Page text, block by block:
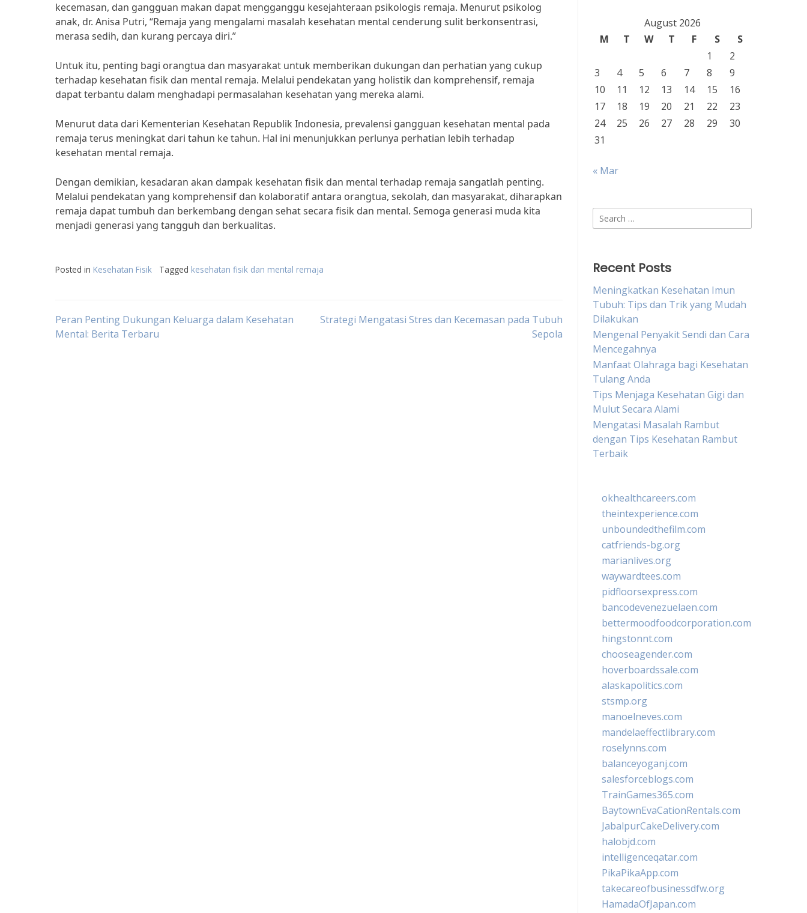
kecemasan, dan gangguan makan dapat mengganggu kesejahteraan psikologis remaja. Menurut psikolog
anak, dr. Anisa Putri, “Remaja yang mengalami masalah kesehatan mental cenderung sulit berkonsentrasi,
merasa sedih, dan kurang percaya diri.”
Untuk itu, penting bagi orangtua dan masyarakat untuk memberikan dukungan dan perhatian yang cukup
terhadap kesehatan fisik dan mental remaja. Melalui pendekatan yang holistik dan komprehensif, remaja
dapat terbantu dalam menghadapi permasalahan kesehatan yang mereka alami.
Menurut data dari Kementerian Kesehatan Republik Indonesia, prevalensi gangguan kesehatan mental pada
remaja terus meningkat dari tahun ke tahun. Hal ini menunjukkan perlunya perhatian lebih terhadap
kesehatan mental remaja.
Dengan demikian, kesadaran akan dampak kesehatan fisik dan mental terhadap remaja sangatlah penting.
Melalui pendekatan yang komprehensif dan kolaboratif antara orangtua, sekolah, dan masyarakat, diharapkan
remaja dapat tumbuh dan berkembang dengan sehat secara fisik dan mental. Semoga generasi muda kita
menjadi generasi yang tangguh dan berkualitas.
Posted in Kesehatan Fisik Tagged kesehatan fisik dan mental remaja
Post
Peran Penting Dukungan Keluarga dalam Kesehatan
Mental: Berita Terbaru
Strategi Mengatasi Stres dan Kecemasan pada Tubuh
Sepola
August 2026
M
T W T F S
S
1
2
3
4 5 6 7 8
9
10
11 12 13 14 15
16
17
18 19 20 21 22
23
24
25 26 27 28 29
30
31
« Mar
Search
for:
Recent Posts
Meningkatkan Kesehatan Imun
Tubuh: Tips dan Trik yang Mudah
Dilakukan
Mengenal Penyakit Sendi dan Cara
Mencegahnya
Manfaat Olahraga bagi Kesehatan
Tulang Anda
Tips Menjaga Kesehatan Gigi dan
Mulut Secara Alami
Mengatasi Masalah Rambut
dengan Tips Kesehatan Rambut
Terbaik
okhealthcareers.com
theintexperience.com
unboundedthefilm.com
catfriends-bg.org
marianlives.org
waywardtees.com
pidfloorsexpress.com
bancodevenezuelaen.com
bettermoodfoodcorporation.com
hingstonnt.com
chooseagender.com
hoverboardssale.com
alaskapolitics.com
stsmp.org
manoelneves.com
mandelaeffectlibrary.com
roselynns.com
balanceyoganj.com
salesforceblogs.com
TrainGames365.com
BaytownEvaCationRentals.com
JabalpurCakeDelivery.com
halobjd.com
intelligenceqatar.com
PikaPikaApp.com
takecareofbusinessdfw.org
HamadaOfJapan.com